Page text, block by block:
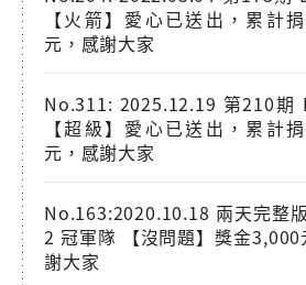
【火箭】愛心已送出，累計
元，感謝大家
No.311: 2025.12.19 第210期
【超級】愛心已送出，累計
元，感謝大家
No.163:2020.10.18 兩天完整
2 冠軍隊 【沒問題】獎金
謝大家